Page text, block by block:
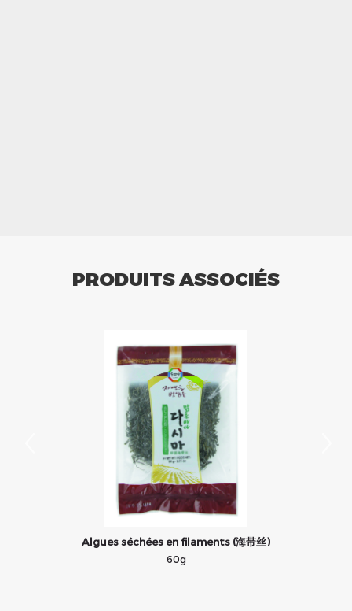
PRODUITS ASSOCIÉS
Algues séchées en filaments (海带丝)
60g